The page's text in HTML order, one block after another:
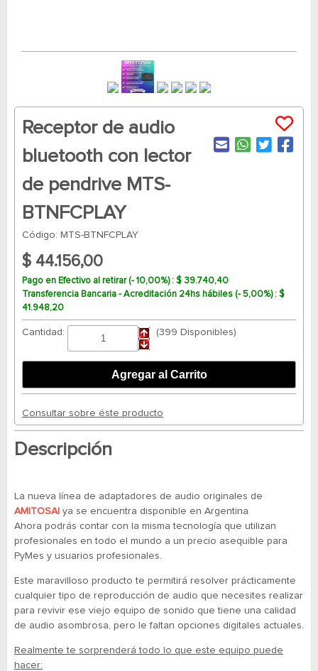
Receptor de audio
bluetooth con lector
de pendrive MTS-
BTNFCPLAY
Código: MTS-BTNFCPLAY
$ 44.156,00
Pago en Efectivo al retirar (- 10,00%) : $ 39.740,40
Transferencia Bancaria - Acreditación 24hs hábiles (- 5,00%) : $
41.948,20
Cantidad: (399 Disponibles)
Consultar sobre éste producto
Descripción
La nueva línea de adaptadores de audio originales de
AMITOSAI ya se encuentra disponible en Argentina.
Ahora podrás contar con la misma tecnología que utilizan
profesionales en todo el mundo a un precio asequible para
PyMes y usuarios profesionales.
Este maravilloso producto te permitirá resolver prácticamente
cualquier tipo de reproducción de audio que necesites realizar
para revivir ese viejo equipo de sonido que tiene una calidad
de audio asombrosa, pero le faltan opciones digitales actuales.
Realmente te sorprenderá todo lo que este equipo puede
hacer: